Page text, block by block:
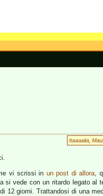
Itaaaalia
vi scrissi in un post di allora,
si vede con un ritardo legato al
12 giorni. Trattandosi di una